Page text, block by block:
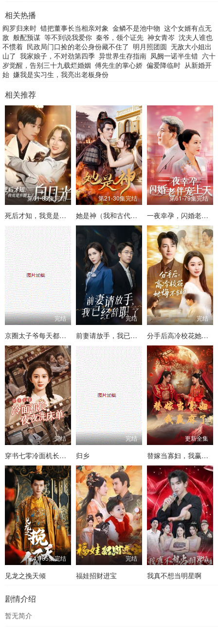
相关热播
阎罗归来时 错把董事长当相亲对象 金鳞不是池中物 这个女婿有点无
敌 般配预谋 等不到说我爱你 秦爷，领个证先 神女青岑 沈夫人谁也
不惯着 民政局门口捡的老公身份藏不住了 明月照团圆 无敌大小姐出
山了 我家娘子，不对劲第四季 异世界生存指南 凤阙一诺半生错 六十
岁觉醒，告别三十九载烂婚姻 傅先生的掌心娇 偏爱降临时 从新婚开
始 嫌我是实习生，我亮出老板身份
相关推荐
第61-88集完结
死后才知，我竟是京圈太子白月光
第21-30集完结
她是神（我和古代将军网恋了）
第61-79集完结
一夜幸孕，闪婚老伴宠上天
完结
京圈太子爷每天都想转正
完结
前妻请放手，我已经辞职了
完结
分手后高冷校花她悔不当初
完结
穿书七零冷面机长夜夜洗床单
完结
归乡
更新全集
替嫁当寡妇，我赢麻了
第41-65集完结
见龙之挽天倾
完结
福娃招财进宝
完结
我真不想当明星啊
剧情介绍
暂无简介